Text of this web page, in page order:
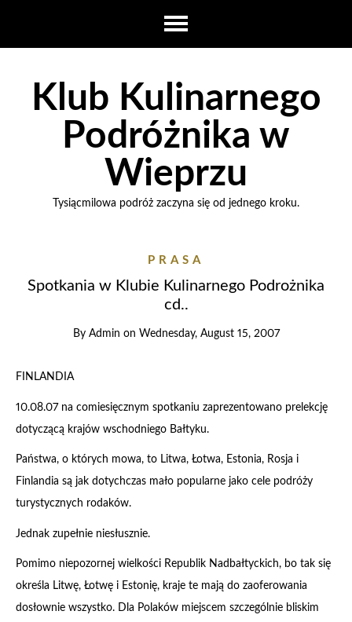
Klub Kulinarnego
Podróżnika w
Wieprzu
Tysiącmilowa podróż zaczyna się od jednego kroku.
PRASA
Spotkania w Klubie Kulinarnego Podrożnika
cd..
By Admin on Wednesday, August 15, 2007
FINLANDIA
10.08.07 na comiesięcznym spotkaniu zaprezentowano prelekcję
dotyczącą krajów wschodniego Bałtyku.
Państwa, o których mowa, to Litwa, Łotwa, Estonia, Rosja i
Finlandia są jak dotychczas mało popularne jako cele podróży
turystycznych rodaków.
Jednak zupełnie niesłusznie.
Pomimo niepozornej wielkości Republik Nadbałtyckich, bo tak się
określa Litwę, Łotwę i Estonię, kraje te mają do zaoferowania
dosłownie wszystko. Dla Polaków miejscem szczególnie bliskim